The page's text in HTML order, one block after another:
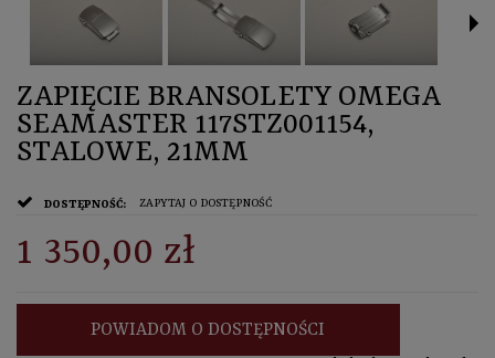
ZAPIĘCIE BRANSOLETY OMEGA
SEAMASTER 117STZ001154,
STALOWE, 21MM
DOSTĘPNOŚĆ: ZAPYTAJ O DOSTĘPNOŚĆ
1 350,00 zł
POWIADOM O DOSTĘPNOŚCI